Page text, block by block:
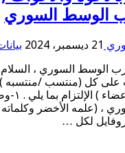
الوسط السوري
21 ديسمبر، 2024
الوسط السوري ،
على كل (منتسب /
السوري
، (علمه الأخضر وكلماته
لكل …